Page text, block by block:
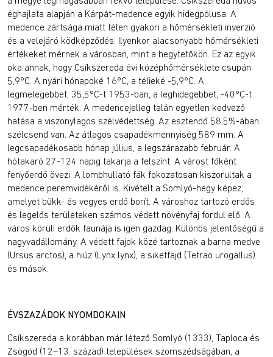
éghajlata alapján a Kárpát-medence egyik hidegpólusa. A
medence zártsága miatt télen gyakori a hőmérsékleti inverzió
és a velejáró ködképződés. Ilyenkor alacsonyabb hőmérsékleti
értékeket mérnek a városban, mint a hegytetőkön. Ez az egyik
oka annak, hogy Csíkszereda évi középhőmérséklete csupán
5,9°C. A nyári hónapoké 16°C, a télieké -5,9°C. A
legmelegebbet, 35,5°C-t 1953-ban, a leghidegebbet, -40°C-t
1977-ben mérték. A medencejelleg talán egyetlen kedvező
hatása a viszonylagos szélvédettség. Az esztendő 58,5%-ában
szélcsend van. Az átlagos csapadékmennyiség 589 mm. A
legcsapadékosabb hónap július, a legszárazabb február. A
hótakaró 27-124 napig takarja a felszínt. A várost főként
fenyőerdő övezi. A lombhullató fák fokozatosan kiszorultak a
medence peremvidékéről is. Kivételt a Somlyó-hegy képez,
amelyet bükk- és vegyes erdő borít. A városhoz tartozó erdős
és legelős területeken számos védett növényfaj fordul elő. A
város körüli erdők faunája is igen gazdag. Különös jelentőségű a
nagyvadállomány. A védett fajok közé tartoznak a barna medve
(Ursus arctos), a hiúz (Lynx lynx), a siketfajd (Tetrao urogallus)
és mások.
ÉVSZAZÁDOK NYOMDOKAIN
Csíkszereda a korábban már létező Somlyó (1333), Taploca és
Zsögöd (12–13. század) települések szomszédságában, a